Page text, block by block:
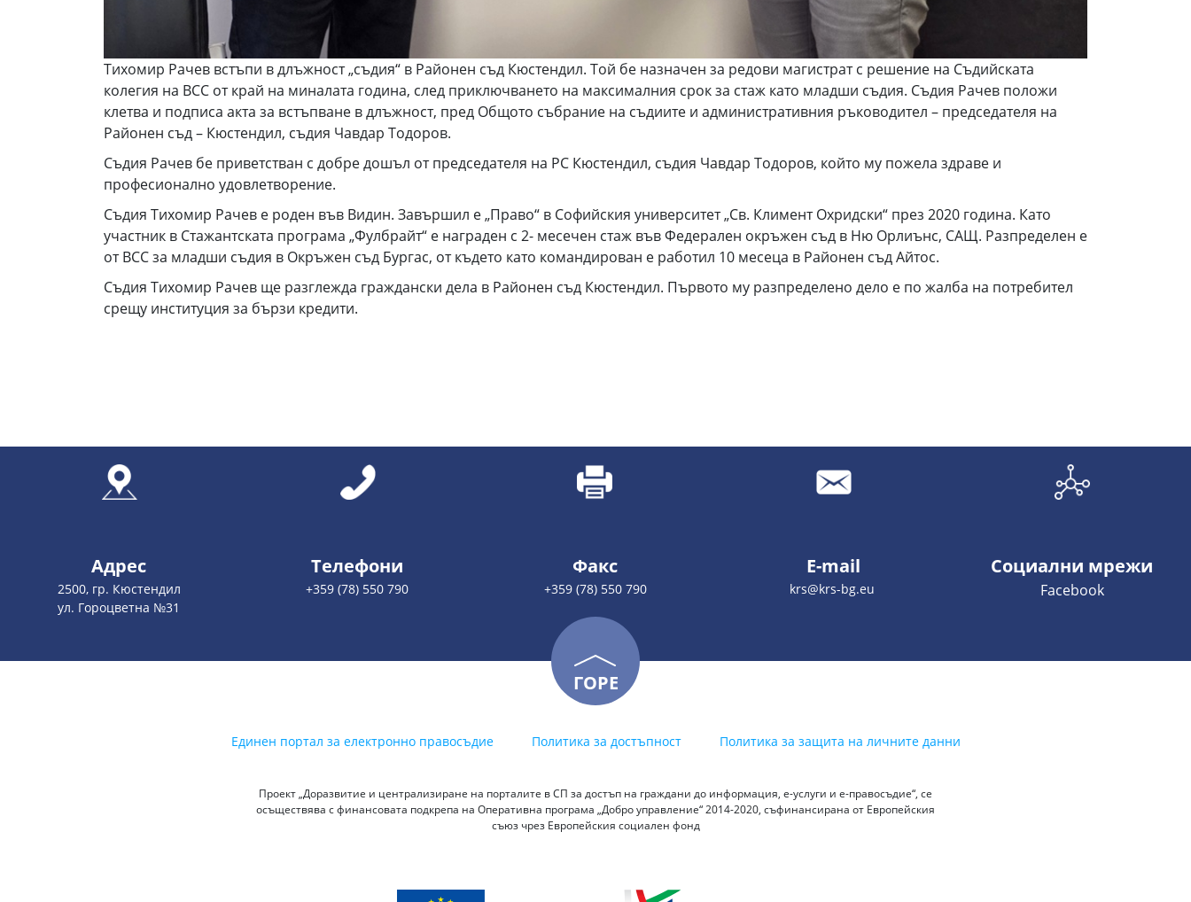
Тихомир Рачев встъпи в длъжност „съдия“ в Районен съд Кюстендил. Той бе назначен за редови магистрат с решение на Съдийската
колегия на ВСС от край на миналата година, след приключването на максималния срок за стаж като младши съдия. Съдия Рачев положи
клетва и подписа акта за встъпване в длъжност, пред Общото събрание на съдиите и административния ръководител – председателя на
Районен съд – Кюстендил, съдия Чавдар Тодоров.
Съдия Рачев бе приветстван с добре дошъл от председателя на РС Кюстендил, съдия Чавдар Тодоров, който му пожела здраве и
професионално удовлетворение.
Съдия Тихомир Рачев е роден във Видин. Завършил е „Право“ в Софийския университет „Св. Климент Охридски“ през 2020 година. Като
участник в Стажантската програма „Фулбрайт“ е награден с 2- месечен стаж във Федерален окръжен съд в Ню Орлиънс, САЩ. Разпределен е
от ВСС за младши съдия в Окръжен съд Бургас, от където като командирован е работил 10 месеца в Районен съд Айтос.
Съдия Тихомир Рачев ще разглежда граждански дела в Районен съд Кюстендил. Първото му разпределено дело е по жалба на потребител
срещу институция за бързи кредити.
Адрес
2500, гр. Кюстендил
ул. Гороцветна №31
Телефони
+359 (78) 550 790
Факс
+359 (78) 550 790
E-mail
krs@krs-bg.eu
Социални мрежи
Facebook
ГОРЕ
Единен портал за електронно правосъдие Политика за достъпност Политика за защита на личните данни
Проект „Доразвитие и централизиране на порталите в СП за достъп на граждани до информация, е-услуги и е-правосъдие“, се
осъществява с финансовата подкрепа на Оперативна програма „Добро управление“ 2014-2020, съфинансирана от Европейския
съюз чрез Европейския социален фонд